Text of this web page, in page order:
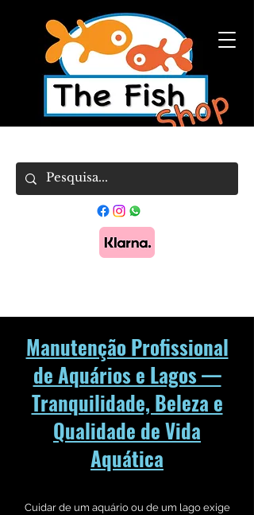
Manutenção Profissional
de Aquários e Lagos —
Tranquilidade, Beleza e
Qualidade de Vida
Aquática
Cuidar de um aquário ou de um lago exige